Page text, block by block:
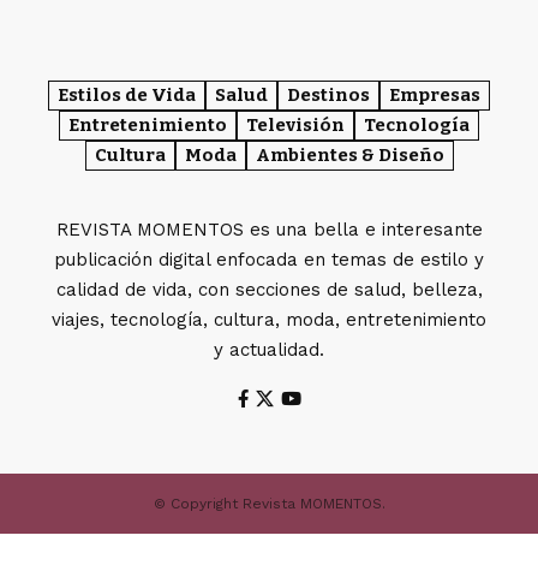
Estilos de Vida Salud Destinos
Empresas
Entretenimiento
Televisión
Tecnología
Cultura
Moda Ambientes & Diseño
REVISTA MOMENTOS es una bella e interesante
publicación digital enfocada en temas de estilo y
calidad de vida, con secciones de salud, belleza,
viajes, tecnología, cultura, moda, entretenimiento
y actualidad.
© Copyright Revista MOMENTOS.